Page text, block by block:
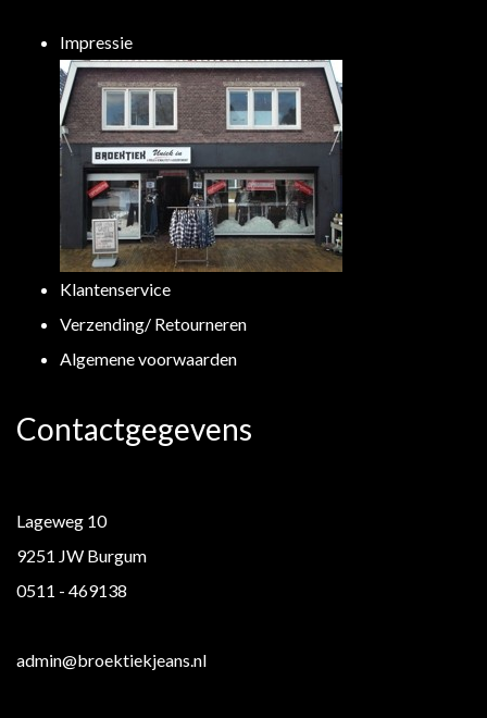
Impressie
Klantenservice
Verzending/ Retourneren
Algemene voorwaarden
Contactgegevens
Lageweg 10
9251 JW Burgum
0511 - 469138
admin@broektiekjeans.nl